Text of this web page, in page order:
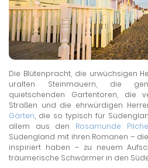
Die Blütenpracht, die urwüchsigen
uralten Steinmauern, die
quietschenden Gartentoren, die
Straßen und die ehrwürdigen
Gärten, die so typisch für
allem aus den Rosamunde
Südengland mit ihren Romanen –
inspiriert haben – zu neuem
träumerische Schwärmer in den